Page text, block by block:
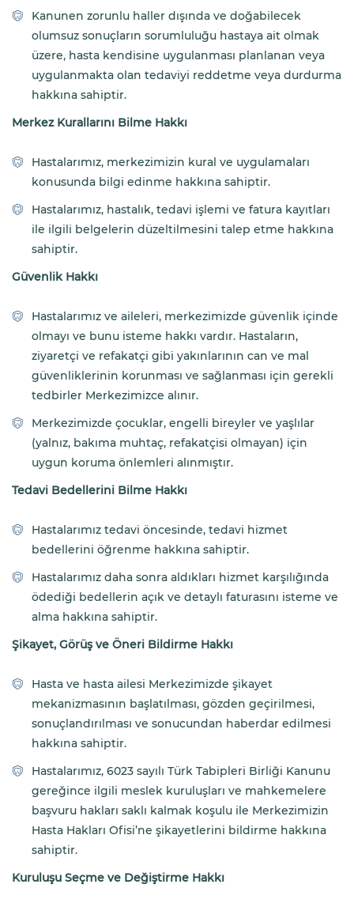
Kanunen zorunlu haller dışında ve doğabilecek
olumsuz sonuçların sorumluluğu hastaya ait olmak
üzere, hasta kendisine uygulanması planlanan veya
uygulanmakta olan tedaviyi reddetme veya durdurma
hakkına sahiptir.
Merkez Kurallarını Bilme Hakkı
Hastalarımız, merkezimizin kural ve uygulamaları
konusunda bilgi edinme hakkına sahiptir.
Hastalarımız, hastalık, tedavi işlemi ve fatura kayıtları
ile ilgili belgelerin düzeltilmesini talep etme hakkına
sahiptir.
Güvenlik Hakkı
Hastalarımız ve aileleri, merkezimizde güvenlik içinde
olmayı ve bunu isteme hakkı vardır. Hastaların,
ziyaretçi ve refakatçi gibi yakınlarının can ve mal
güvenliklerinin korunması ve sağlanması için gerekli
tedbirler Merkezimizce alınır.
Merkezimizde çocuklar, engelli bireyler ve yaşlılar
(yalnız, bakıma muhtaç, refakatçisi olmayan) için
uygun koruma önlemleri alınmıştır.
Tedavi Bedellerini Bilme Hakkı
Hastalarımız tedavi öncesinde, tedavi hizmet
bedellerini öğrenme hakkına sahiptir.
Hastalarımız daha sonra aldıkları hizmet karşılığında
ödediği bedellerin açık ve detaylı faturasını isteme ve
alma hakkına sahiptir.
Şikayet, Görüş ve Öneri Bildirme Hakkı
Hasta ve hasta ailesi Merkezimizde şikayet
mekanizmasının başlatılması, gözden geçirilmesi,
sonuçlandırılması ve sonucundan haberdar edilmesi
hakkına sahiptir.
Hastalarımız, 6023 sayılı Türk Tabipleri Birliği Kanunu
gereğince ilgili meslek kuruluşları ve mahkemelere
başvuru hakları saklı kalmak koşulu ile Merkezimizin
Hasta Hakları Ofisi’ne şikayetlerini bildirme hakkına
sahiptir.
Kuruluşu Seçme ve Değiştirme Hakkı